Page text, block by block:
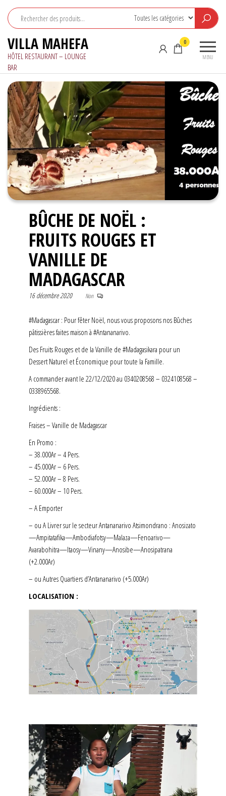
contenu
VILLA MAHEFA
HÔTEL RESTAURANT – LOUNGE
BAR
MENU
0
BÛCHE DE NOËL :
FRUITS ROUGES ET
VANILLE DE
MADAGASCAR
16 décembre 2020 Non
#Madagascar : Pour fêter Noël, nous vous proposons nos Bûches
pâtissières faites maison à #Antananarivo.
Des Fruits Rouges et de la Vanille de #Madagasikara pour un
Dessert Naturel et Économique pour toute la Famille.
A commander avant le 22/12/2020 au 0340208568 – 0324108568 –
0338965568.
Ingrédients :
Fraises – Vanille de Madagascar
En Promo :
– 38.000Ar – 4 Pers.
– 45.000Ar – 6 Pers.
– 52.000Ar – 8 Pers.
– 60.000Ar – 10 Pers.
– A Emporter
– ou A Livrer sur le secteur Antananarivo Atsimondrano : Anosizato
—Ampitatafika—Ambodiafotsy—Malaza—Fenoarivo—
Avarabohitra—Itaosy—Vinany—Anosibe—Anosipatrana
(+2.000Ar)
– ou Autres Quartiers d’Antananarivo (+5.000Ar)
LOCALISATION :